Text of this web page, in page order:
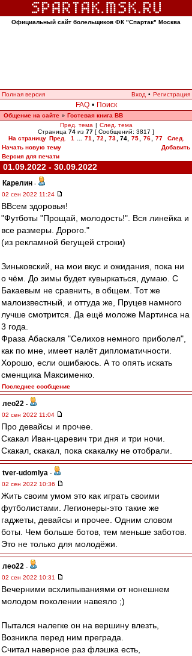
Официальный сайт болельщиков ФК "Спартак" Москва
Полная версия Вход • Регистрация
FAQ • Поиск
Общение на сайте » Гостевая книга ВВ
Пред. тема | След. тема
Страница 74 из 77 [ Сообщений: 3817 ]
На страницу Пред. 1 71 72 73 74, 75 76 77
След.
Начать новую тему
Добавить
Версия для печати
01.09.2022 - 30.09.2022
Карелин -
02 сен 2022 11:24
ВВсем здоровья!
"Футботы "Прощай, молодость!". Вся линейка и
все размеры. Дорого."
(из рекламной бегущей строки)
Зиньковский, на мои вкус и ожидания, пока ни
о чём. До зимы будет кувыркаться, думаю. С
Бакаевым не сравнить, в общем. Тот же
малоизвестный, и оттуда же, Пруцев намного
лучше смотрится. Да ещё моложе Мартинса на
3 года.
Фраза Абаскаля "Селихов немного приболел",
как по мне, имеет налёт дипломатичности.
Хорошо, если ошибаюсь. А то опять искать
сменщика Максименко.
Последнее сообщение
лео22 -
02 сен 2022 11:04
Про девайсы и прочее.
Скакал Иван-царевич три дня и три ночи.
Скакал, скакал, пока скакалку не отобрали.
tver-udomlya -
02 сен 2022 10:36
Жить своим умом это как играть своими
футболистами. Легионеры-это такие же
гаджеты, девайсы и прочее. Одним словом
боты. Чем больше ботов, тем меньше заботов.
Это не только для молодёжи.
лео22 -
02 сен 2022 10:31
Вечерними всхлипываниями от нонешнем
молодом поколении навеяло ;)
Пытался налегке он на вершину влезть,
Возникла перед ним преграда.
Считал наверное раз флэшка есть,